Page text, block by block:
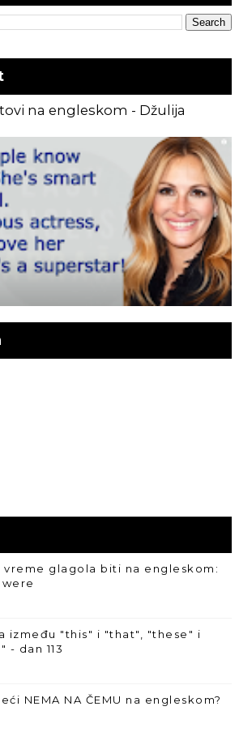
na engleskom - Džulija
vreme glagola biti na engleskom:
između "this" i "that", "these" i
- dan 113
NEMA NA ČEMU na engleskom?